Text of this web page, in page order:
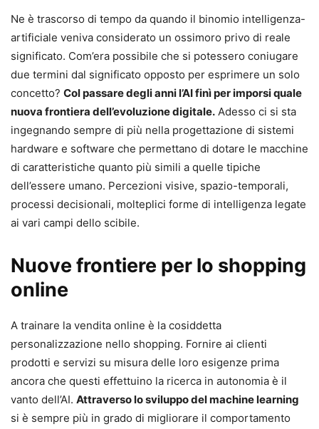
Ne è trascorso di tempo da quando il binomio intelligenza-
artificiale veniva considerato un ossimoro privo di reale
significato. Com’era possibile che si potessero coniugare
due termini dal significato opposto per esprimere un solo
concetto? Col passare degli anni l’AI finì per imporsi quale
nuova frontiera dell’evoluzione digitale. Adesso ci si sta
ingegnando sempre di più nella progettazione di sistemi
hardware e software che permettano di dotare le macchine
di caratteristiche quanto più simili a quelle tipiche
dell’essere umano. Percezioni visive, spazio-temporali,
processi decisionali, molteplici forme di intelligenza legate
ai vari campi dello scibile.
Nuove frontiere per lo shopping
online
A trainare la vendita online è la cosiddetta
personalizzazione nello shopping. Fornire ai clienti
prodotti e servizi su misura delle loro esigenze prima
ancora che questi effettuino la ricerca in autonomia è il
vanto dell’AI. Attraverso lo sviluppo del machine learning
si è sempre più in grado di migliorare il comportamento